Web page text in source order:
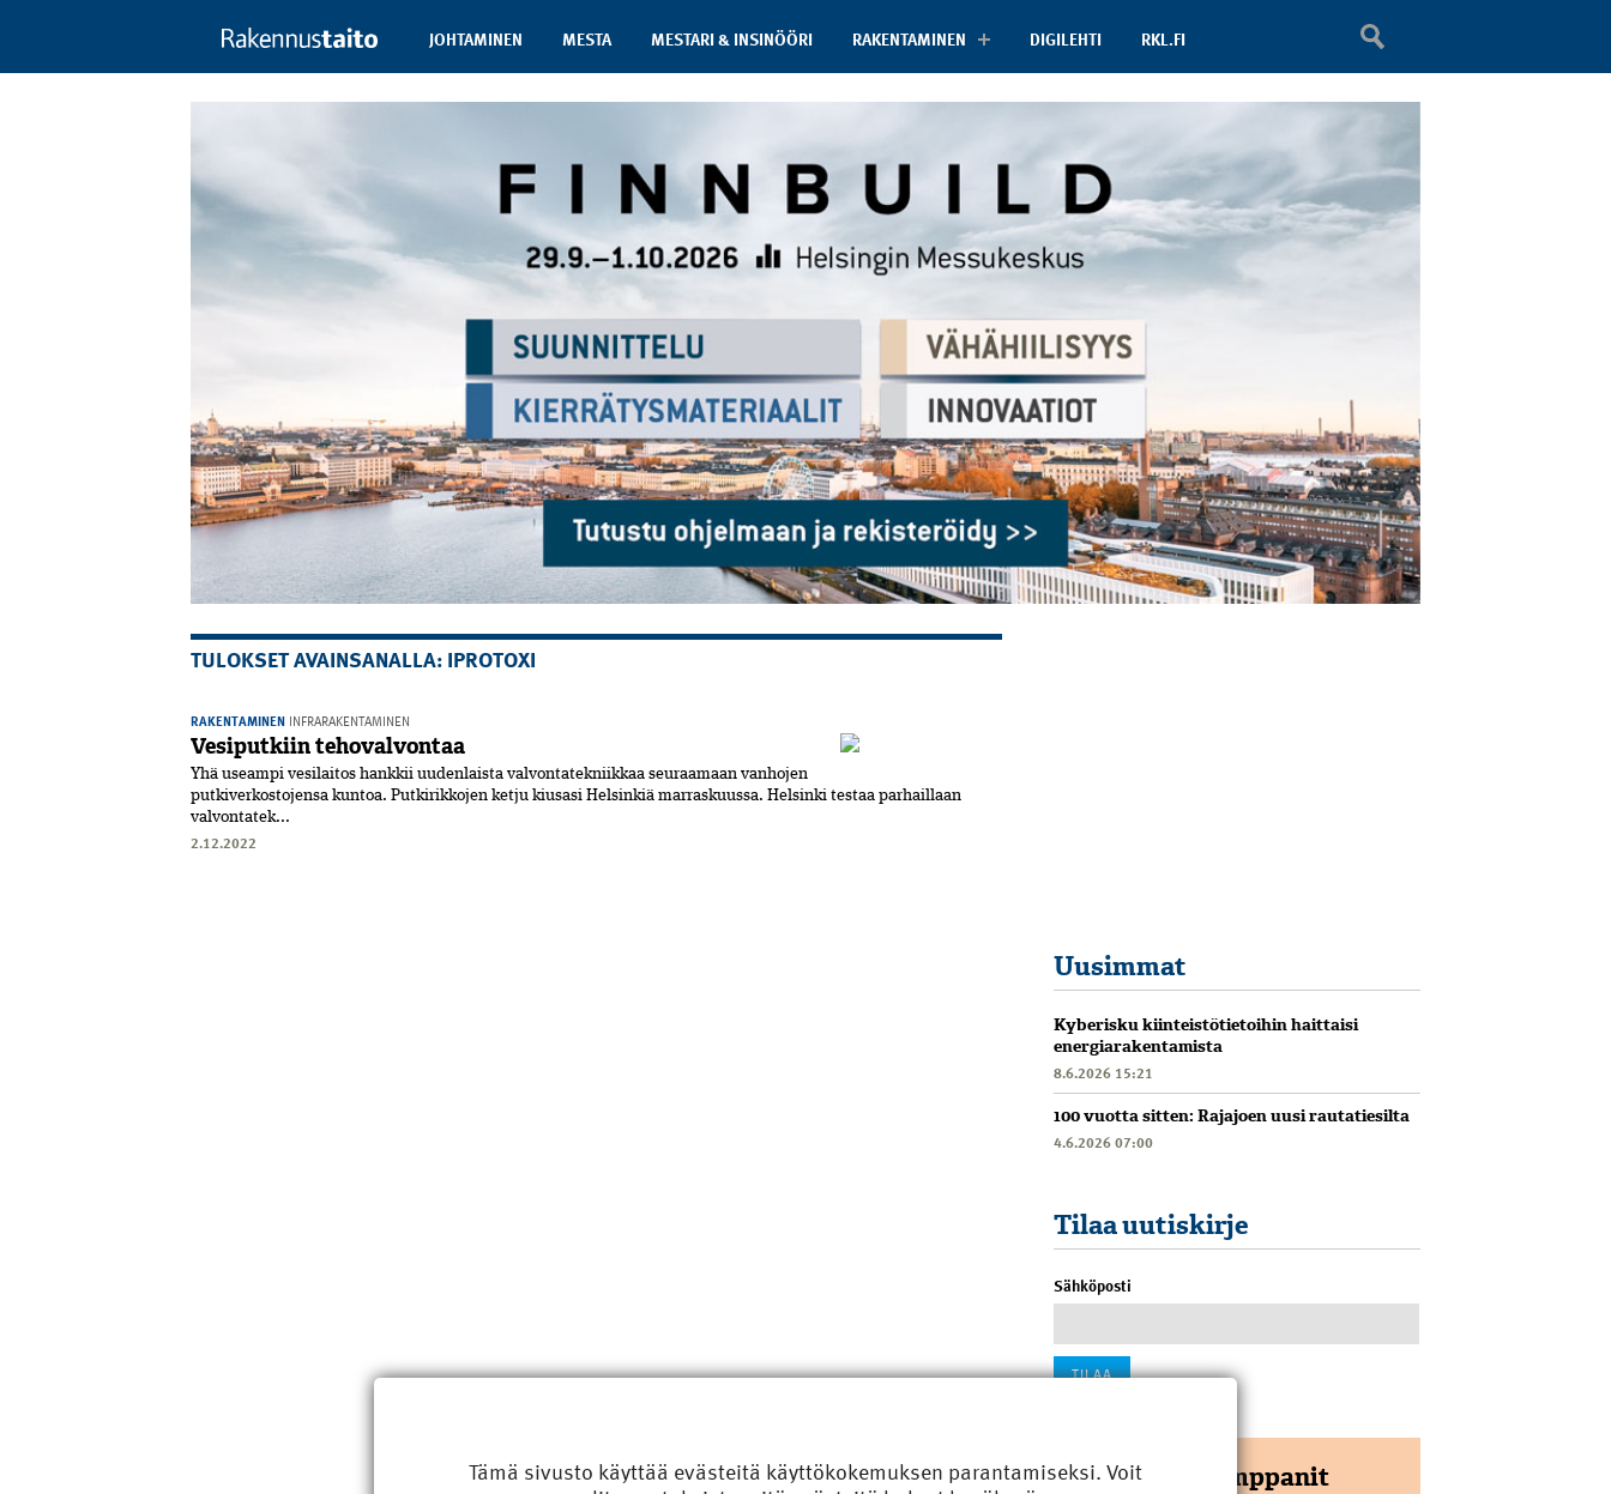
JOHTAMINEN MESTA MESTARI & INSINÖÖRI RAKENTAMINEN DIGILEHTI RKL.FI
TULOKSET AVAINSANALLA: IPROTOXI
RAKENTAMINEN INFRARAKENTAMINEN
Vesiputkiin tehovalvontaa
Yhä useampi vesilaitos hankkii uudenlaista valvontatekniikkaa seuraamaan vanhojen
putkiverkostojensa kuntoa. Putkirikkojen ketju kiusasi Helsinkiä marraskuussa. Helsinki testaa parhaillaan
valvontatek...
2.12.2022
Uusimmat
Kyberisku kiinteistötietoihin haittaisi
energiarakentamista
8.6.2026 15:21
100 vuotta sitten: Rajajoen uusi rautatiesilta
4.6.2026 07:00
Tilaa uutiskirje
Sähköposti
Yhteistyökumppanit
Tämä sivusto käyttää evästeitä käyttökokemuksen parantamiseksi. Voit